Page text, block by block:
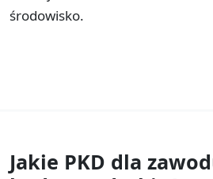
środowisko.
Jakie PKD dla